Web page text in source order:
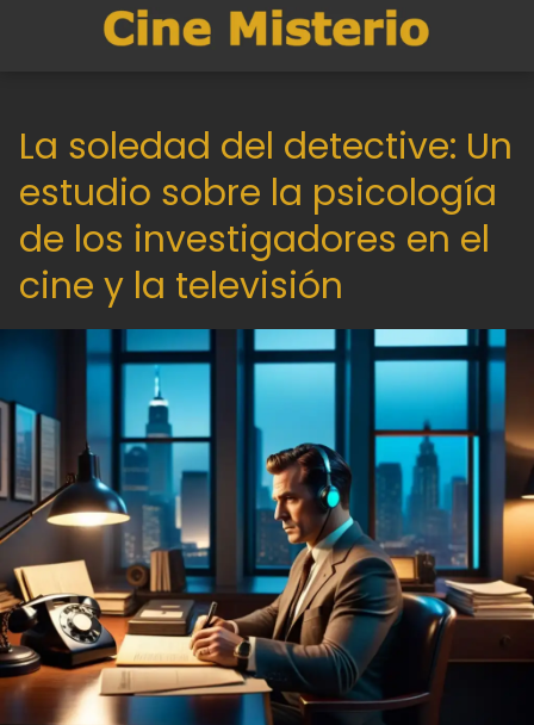
La soledad del detective: Un
estudio sobre la psicología
de los investigadores en el
cine y la televisión